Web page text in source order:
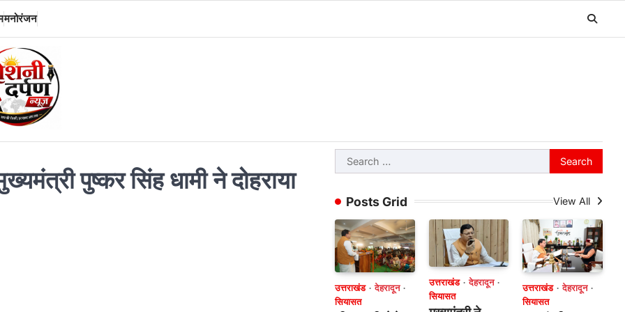
मनोरंजन
पुष्कर सिंह धामी ने दोहराया
Search
for:
Posts Grid View All
उत्तराखंड
देहरादून
सियासत
उत्तराखंड
देहरादून
सियासत
उत्तराखंड
देहरादून
सियासत